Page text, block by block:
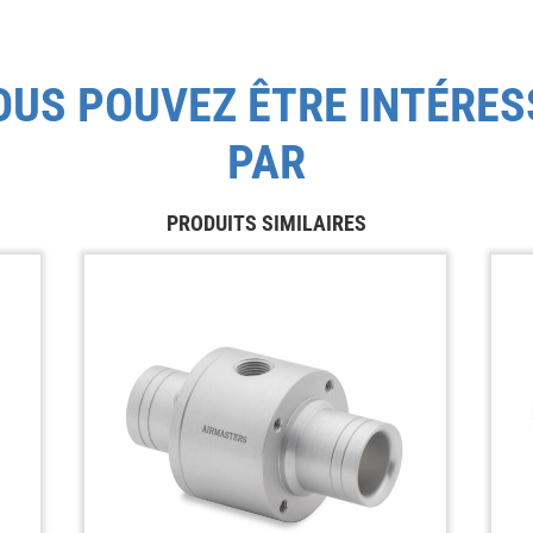
POUVEZ ÊTRE
PAR
PRODUITS SIMILAIRES